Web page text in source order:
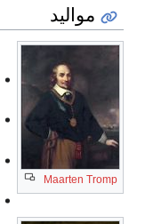
مواليد
Maarten Tromp